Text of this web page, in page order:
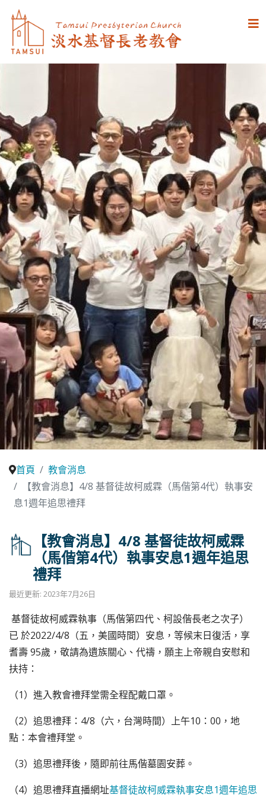
首頁
教會消息
【教會消息】4/8 基督徒故柯威霖（馬偕第4代）執事安
息1週年追思禮拜
【教會消息】4/8 基督徒故柯威霖
（馬偕第4代）執事安息1週年追思
禮拜
最近更新: 2023年7月26日
基督徒故柯威霖執事（馬偕第四代、柯設偕長老之次子）
已 於2022/4/8（五，美國時間）安息，等候末日復活，享
耆壽 95歲，敬請為遺族關心、代禱，願主上帝親自安慰和
扶持：
（1）進入教會禮拜堂需全程配戴口罩。
（2）追思禮拜：4/8（六，台灣時間）上午10：00，地
點： 本會禮拜堂。
（3）追思禮拜後，隨即前往馬偕墓園安葬。
（4）追思禮拜直播網址基督徒故柯威霖執事安息1週年追思